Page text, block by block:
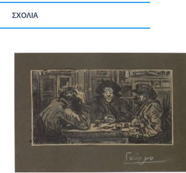
ΣΧΟΛΙΑ